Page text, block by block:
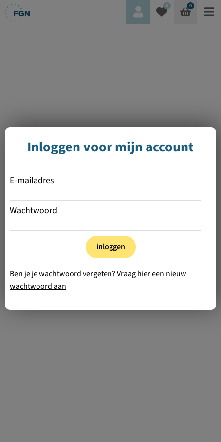
0 0
Inloggen voor mijn account
E-mailadres
Wachtwoord
inloggen
Ben je je wachtwoord vergeten? Vraag hier een nieuw
wachtwoord aan